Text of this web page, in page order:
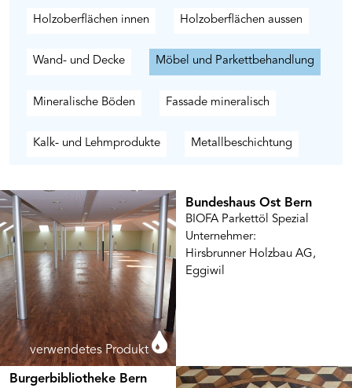
Holzoberflächen innen Holzoberflächen aussen
Wand- und Decke Möbel und Parkettbehandlung
Mineralische Böden Fassade mineralisch
Kalk- und Lehmprodukte Metallbeschichtung
verwendetes Produkt
Bundeshaus Ost Bern
BIOFA Parkettöl Spezial
Unternehmer:
Hirsbrunner Holzbau AG,
Eggiwil
Burgerbibliotheke Bern